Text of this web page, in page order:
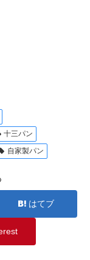
十三パン
自家製パン
はてブ